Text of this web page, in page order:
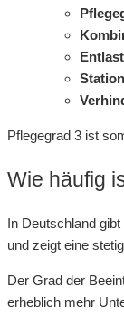
Pflegegrad 3 ist
Wie häufig
In Deutschland
und zeigt eine
Der Grad der
erheblich mehr